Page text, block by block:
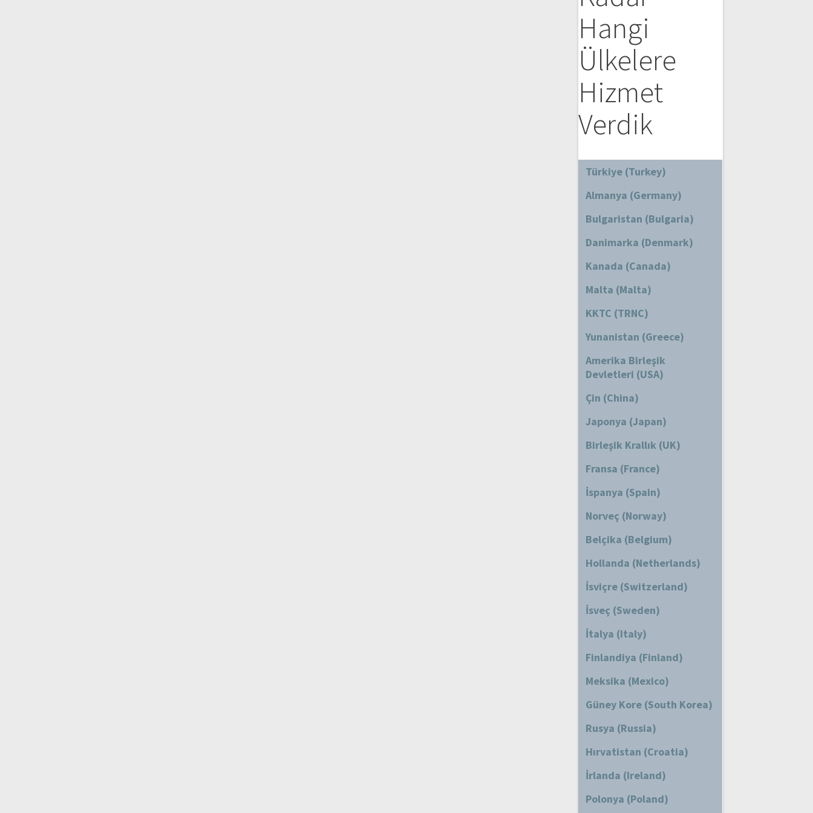
Hangi
Ülkelere
Hizmet
Verdik
Türkiye (Turkey)
Almanya (Germany)
Bulgaristan (Bulgaria)
Danimarka (Denmark)
Kanada (Canada)
Malta (Malta)
KKTC (TRNC)
Yunanistan (Greece)
Amerika Birleşik
Devletleri (USA)
Çin (China)
Japonya (Japan)
Birleşik Krallık (UK)
Fransa (France)
İspanya (Spain)
Norveç (Norway)
Belçika (Belgium)
Hollanda (Netherlands)
İsviçre (Switzerland)
İsveç (Sweden)
İtalya (Italy)
Finlandiya (Finland)
Meksika (Mexico)
Güney Kore (South Korea)
Rusya (Russia)
Hırvatistan (Croatia)
İrlanda (Ireland)
Polonya (Poland)